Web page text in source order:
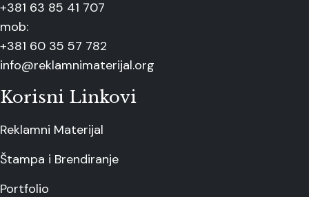
+381 63 85 41 707
mob:
+381 60 35 57 782
info@reklamnimaterijal.org
Korisni Linkovi
Reklamni Materijal
Štampa i Brendiranje
Portfolio